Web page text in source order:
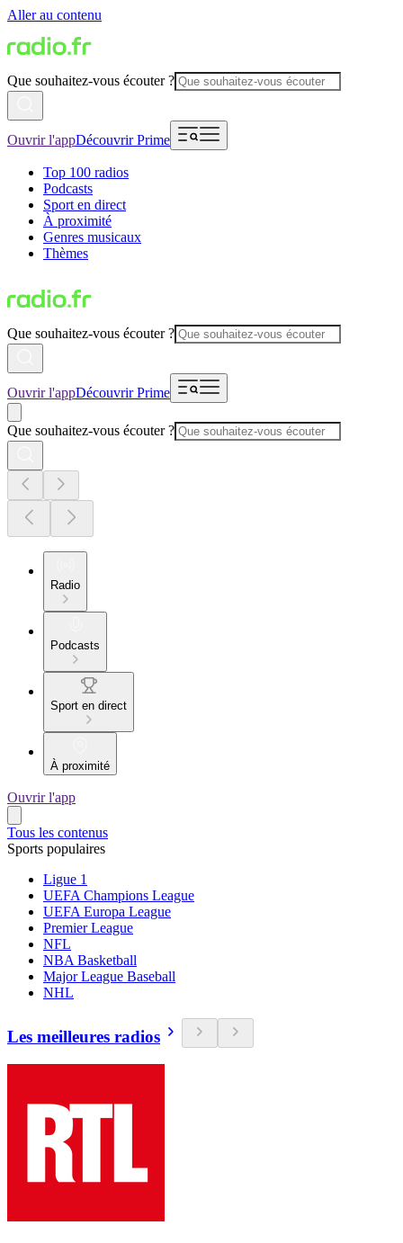
Aller au contenu
Que souhaitez-vous écouter ?
Ouvrir l'appDécouvrir Prime
Top 100 radios
Podcasts
Sport en direct
À proximité
Genres musicaux
Thèmes
Que souhaitez-vous écouter ?
Ouvrir l'appDécouvrir Prime
Que souhaitez-vous écouter ?
Radio
Podcasts
Sport en direct
À proximité
Ouvrir l'app
Tous les contenus
Sports populaires
Ligue 1
UEFA Champions League
UEFA Europa League
Premier League
NFL
NBA Basketball
Major League Baseball
NHL
Les meilleures radios